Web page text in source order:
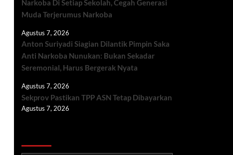
Narkoba Di Setiap Sekolah, Cegah Generasi
Muda Terjerumus Narkoba
Agustus 7, 2026
Anton Suriyadi Siagian Dilantik Pimpin Saka
Anti Narkoba Nunukan: Bukan Sekadar
Seremonial, Harus Bergerak Nyata
Agustus 7, 2026
Sekprov Pastikan TPP ASN Tetap Dibayarkan
Agustus 7, 2026